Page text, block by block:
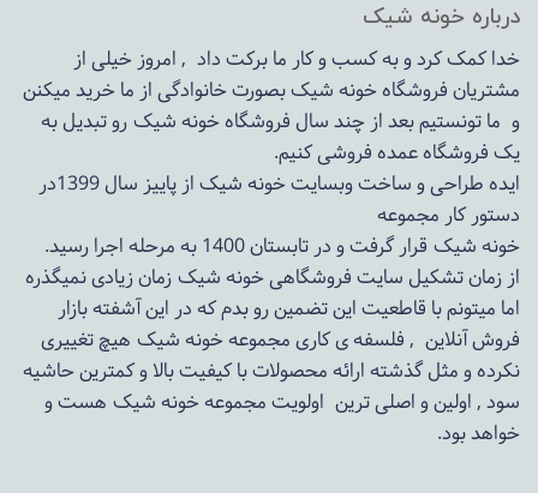
درباره خونه شیک
خدا کمک کرد و به کسب و کار ما برکت داد , امروز خیلی از
مشتریان فروشگاه خونه شیک بصورت خانوادگی از ما خرید میکنن
و ما تونستیم بعد از چند سال فروشگاهخونه شیکرو تبدیل به
یک فروشگاه عمده فروشی کنیم.
ایده طراحی و ساخت وبسایت خونه شیک از پاییز سال 1399در
دستور کار مجموعه
خونه شیک قرار گرفت و در تابستان 1400 به مرحله اجرا رسید.
از زمان تشکیل سایت فروشگاهیخونه شیکزمان زیادی نمیگذره
اما میتونم با قاطعیت این تضمین رو بدم که در این آشفته بازار
فروش آنلاین , فلسفه ی کاری مجموعهخونه شیک هیچ تغییری
نکرده و مثل گذشته ارائه محصولات با کیفیت بالا و کمترین حاشیه
سود , اولین و اصلی ترین اولویت مجموعهخونه شیک هست و
خواهد بود.